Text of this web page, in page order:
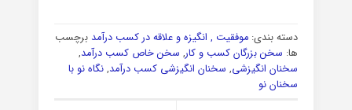
دسته بندی: موفقیت , انگیزه و علاقه در کسب درآمد برچسب
ها: سخن بزرگان کسب و کار, سخن خاص کسب درآمد,
سخنان انگیزشی, سخنان انگیزشی کسب درآمد, نگاه نو با
سخنان نو